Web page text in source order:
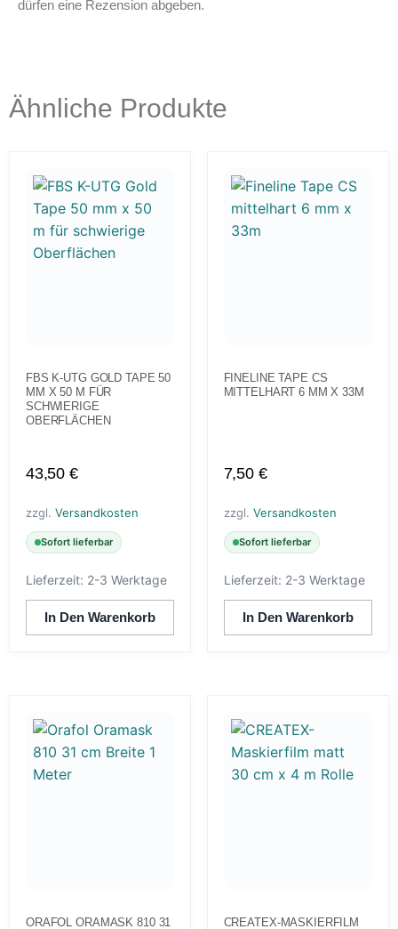
dürfen eine Rezension abgeben.
Ähnliche Produkte
FBS K-UTG GOLD TAPE 50
MM X 50 M FÜR
SCHWIERIGE
OBERFLÄCHEN
43,50 €
zzgl. Versandkosten
Sofort lieferbar
Lieferzeit: 2-3 Werktage
In Den Warenkorb
FINELINE TAPE CS
MITTELHART 6 MM X 33M
7,50 €
zzgl. Versandkosten
Sofort lieferbar
Lieferzeit: 2-3 Werktage
In Den Warenkorb
ORAFOL ORAMASK 810 31
CREATEX-MASKIERFILM